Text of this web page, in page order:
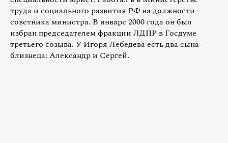
труда и социального развития РФ на должности
советника министра. В январе 2000 года он был
избран председателем фракции ЛДПР в Госдуме
третьего созыва. У Игоря Лебедева есть два сына-
близнеца: Александр и Сергей.